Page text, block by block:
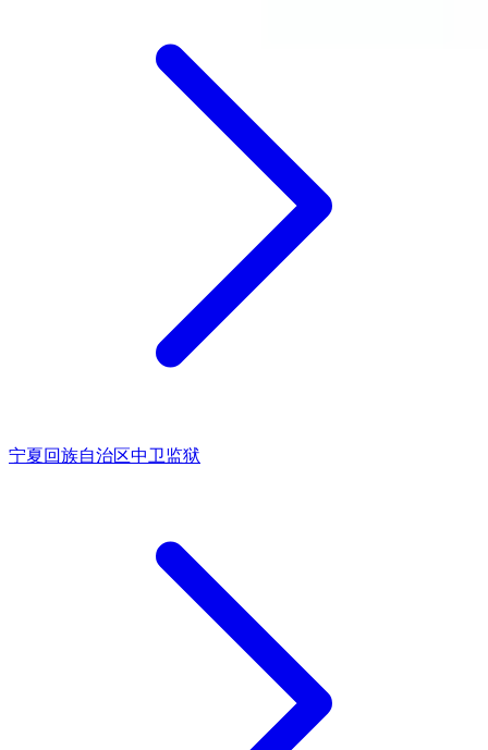
宁夏回族自治区中卫监狱